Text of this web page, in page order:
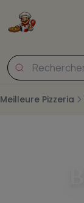
Meilleure Pizzeria